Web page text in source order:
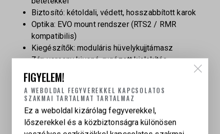
Biztosító: kétoldali, védett, hosszabbított karok
Optika: EVO mount rendszer (RTS2 / RMR
kompatibilis)
Kiegészítők: moduláris hüvelykujjtámasz
Zár: verseny kivonó, rugózott kialakítás
Guide rod: szerszám nélküli
Slide racker: eltávolítható, szerszám nélkül
Tömeg: kb. 1536 g
Tartozékok
FIGYELEM!
A WEBOLDAL FEGYVEREKKEL KAPCSOLATOS
SZAKMAI TARTALMAT TARTALMAZ
Ez a weboldal kizárólag fegyverekkel,
lőszerekkel és a közbiztonságra különösen